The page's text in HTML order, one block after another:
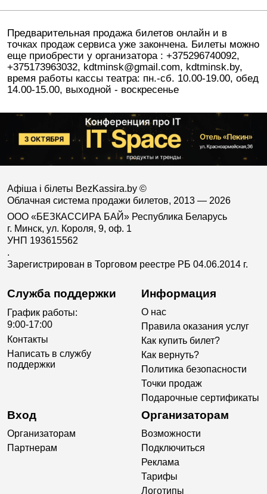
Предварительная продажа билетов онлайн и в
точках продаж сервиса уже закончена. Билеты можно
еще приобрести у организатора : +375296740092,
+375173963032, kdtminsk@gmail.com, kdtminsk.by,
время работы кассы театра: пн.-сб. 10.00-19.00, обед
14.00-15.00, выходной - воскресенье
Афіша і білеты BezKassira.by ©
Облачная система продажи билетов, 2013 — 2026
ООО «БЕЗКАССИРА БАЙ» Республика Беларусь
г. Минск, ул. Короля, 9, оф. 1
УНП 193615562
.
Зарегистрирован в Торговом реестре РБ 04.06.2014 г.
Служба поддержки
График работы:
9:00-17:00
Контакты
Написать в службу
поддержки
Информация
О нас
Правила оказания услуг
Как купить билет?
Как вернуть?
Политика безопасности
Точки продаж
Подарочные сертификаты
Вход
Организаторам
Партнерам
Организаторам
Возможности
Подключиться
Реклама
Тарифы
Логотипы